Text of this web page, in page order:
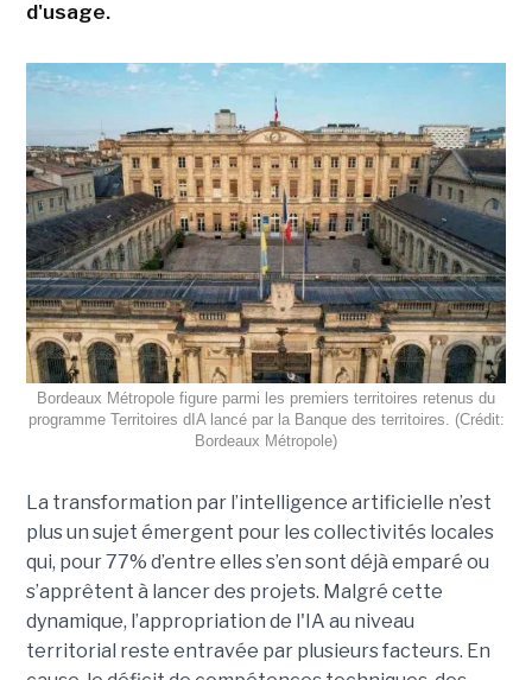
d'usage.
Bordeaux Métropole figure parmi les premiers territoires retenus du
programme Territoires dIA lancé par la Banque des territoires. (Crédit:
Bordeaux Métropole)
La transformation par l’intelligence artificielle n’est
plus un sujet émergent pour les collectivités locales
qui, pour 77% d’entre elles s’en sont déjà emparé ou
s’apprêtent à lancer des projets. Malgré cette
dynamique, l’appropriation de l'IA au niveau
territorial reste entravée par plusieurs facteurs. En